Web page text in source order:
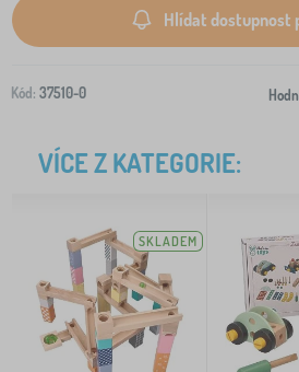
Hlídat dostupnost
Kód: 37510-0
VÍCE Z KATEGORIE:
SKLADEM